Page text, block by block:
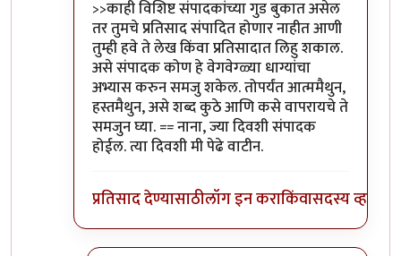
In reply toआणि बिचाराbyअवलिया
>>काही विशिष्ट संपादकांच्या गुड बुकात असेल
तर तुमचे प्रतिसाद संपादित होणार नाहीत आणी
तुम्ही हवे ते लेख किंवा प्रतिसादात लिहु शकाल.
असे संपादक कोण हे वेगवेग्ळ्या धाग्यांचा
अभ्यास करुन समजु शकेल. तोपर्यंत आत्ममैथुन,
हस्तमैथुन, असे शब्द कुठे आणि कसे वापरायचे ते
समजुन घ्या. == नाना, ज्या दिवशी संपादक
होईल. त्या दिवशी मी पेढे वाटीन.
प्रतिसाद देण्यासाठीलॉग इन कराकिंवासदस्य व्हा